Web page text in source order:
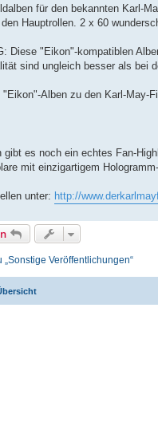
für den bekannten Karl-
den Hauptrollen. 2 x 60
Diese "Eikon"-kompatiblen
sind ungleich besser als bei
"Eikon"-Alben zu den Karl-May-
gibt es noch ein echtes Fan-
mit einzigartigem
unter: http://
„Sonstige Veröffentlichungen“